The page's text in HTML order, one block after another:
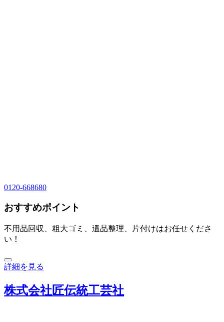
0120-668680
おすすめポイント
不用品回収、粗大ゴミ、遺品整理、片付けはお任せくださ
い！
詳細を見る
株式会社匠伝統工芸社